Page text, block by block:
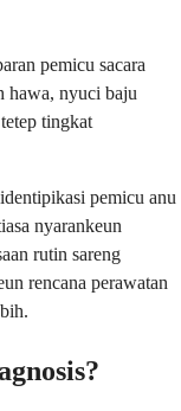
pemicu sacara
hawa, nyuci baju
tingkat
pemicu anu
nyarankeun
rutin sareng
rencana perawatan